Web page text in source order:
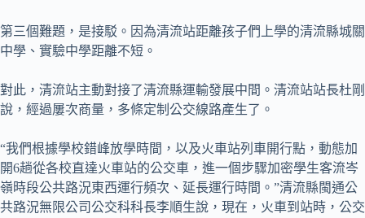
第三個難題，是接駁。因為清流站距離孩子們上學的清流縣城關
中學、實驗中學距離不短。
對此，清流站主動對接了清流縣運輸發展中間。清流站站長杜剛
說，經過屢次商量，多條定制公交線路產生了。
“我們根據學校錯峰放學時間，以及火車站列車開行點，動態加
開6趟從各校直達火車站的公交車，進一個步驟加密學生客流岑
嶺時段公共路況東西運行頻次、延長運行時間。”清流縣閩通公
共路況無限公司公交科科長李順生說，現在，火車到站時，公交